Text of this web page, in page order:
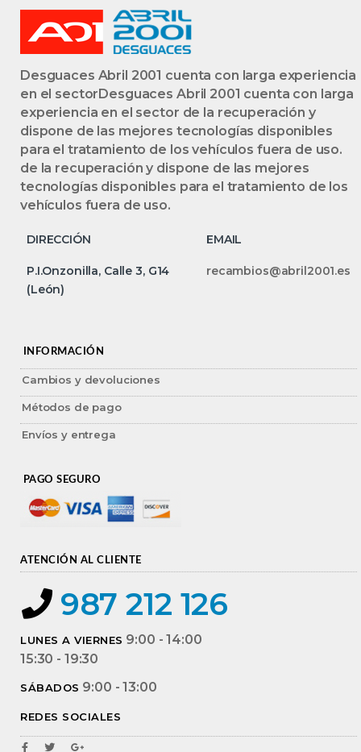
Desguaces Abril 2001 cuenta con larga experiencia
en el sectorDesguaces Abril 2001 cuenta con larga
experiencia en el sector de la recuperación y
dispone de las mejores tecnologías disponibles
para el tratamiento de los vehículos fuera de uso.
de la recuperación y dispone de las mejores
tecnologías disponibles para el tratamiento de los
vehículos fuera de uso.
DIRECCIÓN EMAIL
P.I.Onzonilla, Calle 3, G14
(León)
recambios@abril2001.es
INFORMACIÓN
Cambios y devoluciones
Métodos de pago
Envíos y entrega
PAGO SEGURO
ATENCIÓN AL CLIENTE
987 212 126
LUNES A VIERNES 9:00 - 14:00
15:30 - 19:30
SÁBADOS 9:00 - 13:00
REDES SOCIALES